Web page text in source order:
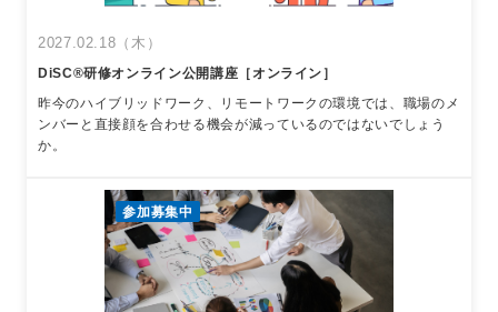
2027.02.18（木）
DiSC®︎研修オンライン公開講座［オンライン］
昨今のハイブリッドワーク、リモートワークの環境では、職場のメ
ンバーと直接顔を合わせる機会が減っているのではないでしょう
か。
参加募集中